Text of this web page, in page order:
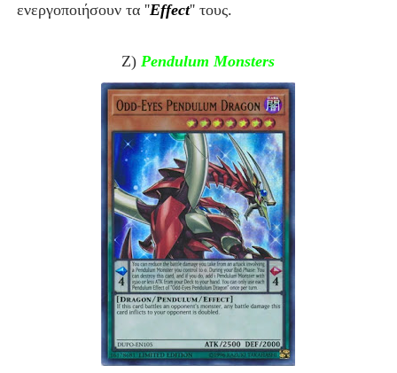
ενεργοποιήσουν τα ''Effect'' τους.
Ζ)Pendulum Monsters